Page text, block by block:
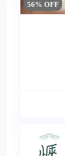
56% OFF